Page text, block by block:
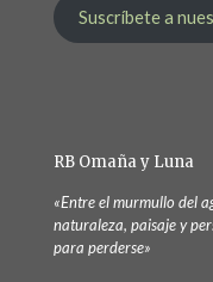
Suscríbete a
RB Omaña y Luna
«Entre el murmullo del
naturaleza, paisaje y
para perderse»